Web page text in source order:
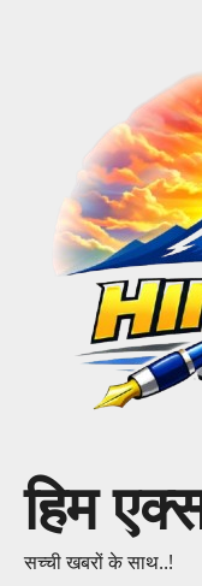
हिम
सच्ची खबरों के साथ..!